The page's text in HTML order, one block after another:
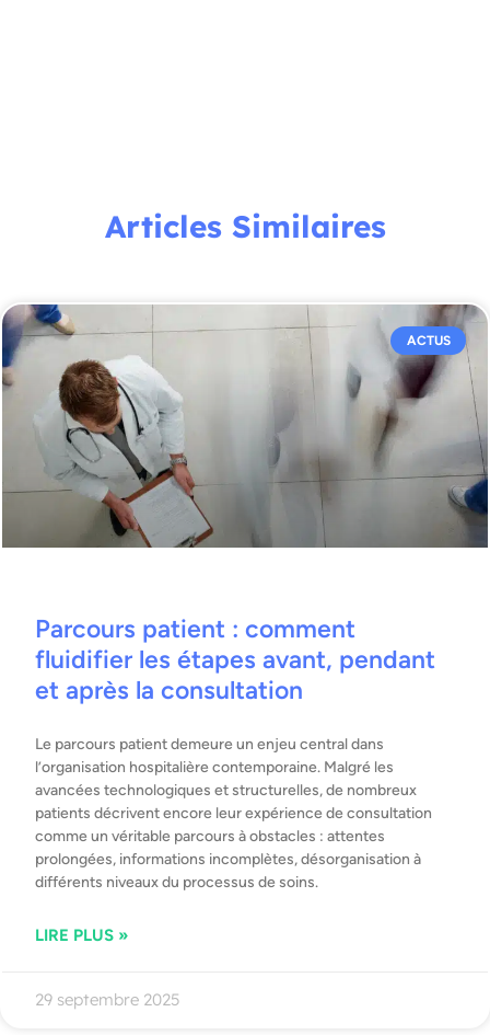
Articles Similaires
ACTUS
Parcours patient : comment
fluidifier les étapes avant, pendant
et après la consultation
Le parcours patient demeure un enjeu central dans
l’organisation hospitalière contemporaine. Malgré les
avancées technologiques et structurelles, de nombreux
patients décrivent encore leur expérience de consultation
comme un véritable parcours à obstacles : attentes
prolongées, informations incomplètes, désorganisation à
différents niveaux du processus de soins.
LIRE PLUS »
29 septembre 2025